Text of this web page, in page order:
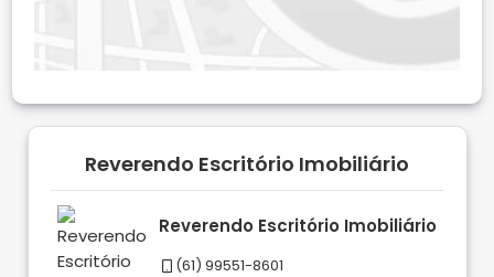
Reverendo Escritório Imobiliário
Reverendo Escritório Imobiliário
(61) 99551-8601